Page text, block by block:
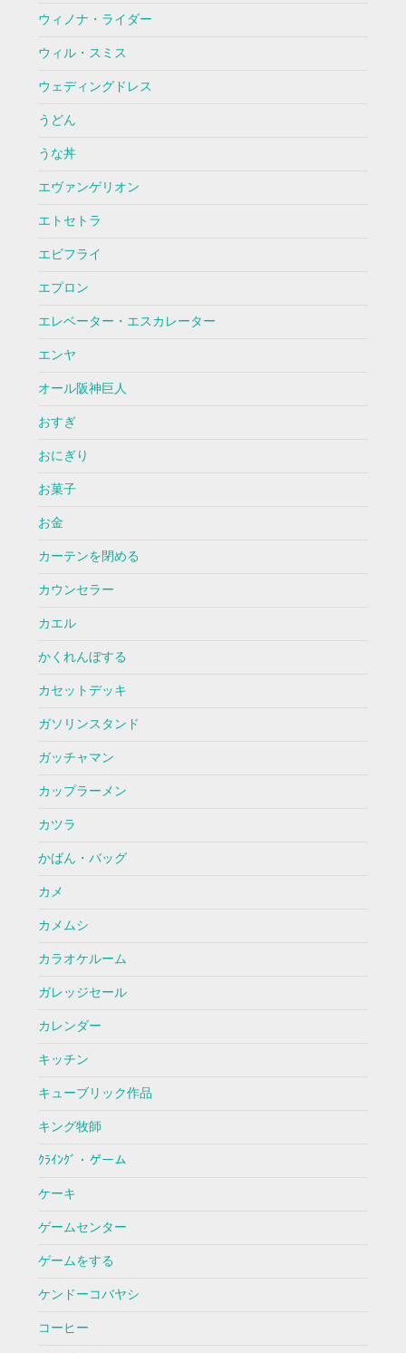
ウィノナ・ライダー
ウィル・スミス
ウェディングドレス
うどん
うな丼
エヴァンゲリオン
エトセトラ
エビフライ
エプロン
エレベーター・エスカレーター
エンヤ
オール阪神巨人
おすぎ
おにぎり
お菓子
お金
カーテンを閉める
カウンセラー
カエル
かくれんぼする
カセットデッキ
ガソリンスタンド
ガッチャマン
カップラーメン
カツラ
かばん・バッグ
カメ
カメムシ
カラオケルーム
ガレッジセール
カレンダー
キッチン
キューブリック作品
キング牧師
ｸﾗｲﾝｸﾞ・ゲーム
ケーキ
ゲームセンター
ゲームをする
ケンドーコバヤシ
コーヒー